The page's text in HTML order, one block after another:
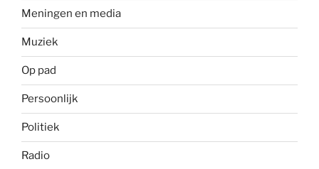
Meningen en media
Muziek
Op pad
Persoonlijk
Politiek
Radio